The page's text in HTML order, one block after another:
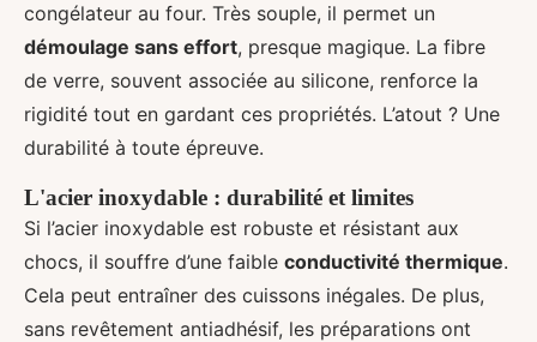
congélateur au four. Très souple, il permet un
démoulage sans effort, presque magique. La fibre
de verre, souvent associée au silicone, renforce la
rigidité tout en gardant ces propriétés. L’atout ? Une
durabilité à toute épreuve.
L'acier inoxydable : durabilité et limites
Si l’acier inoxydable est robuste et résistant aux
chocs, il souffre d’une faible conductivité thermique.
Cela peut entraîner des cuissons inégales. De plus,
sans revêtement antiadhésif, les préparations ont